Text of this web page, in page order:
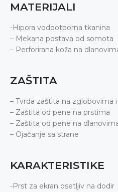
MATERIJALI
-Hipora vodootporna tkanina
– Mekana postava od somota
– Perforirana koža na
ZAŠTITA
– Tvrda zaštita na zglobovima
– Zaštita od pene na prstima
– Zaštita od pene na
– Ojačanje sa strane
KARAKTERISTIKE
-Prst za ekran osetljiv na dodir